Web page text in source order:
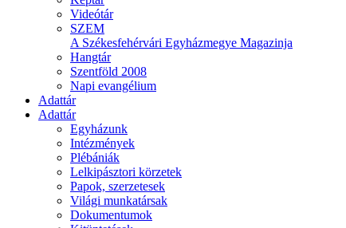
Videótár
SZEM
A Székesfehérvári Egyházmegye Magazinja
Hangtár
Szentföld 2008
Napi evangélium
Adattár
Adattár
Egyházunk
Intézmények
Plébániák
Lelkipásztori körzetek
Papok, szerzetesek
Világi munkatársak
Dokumentumok